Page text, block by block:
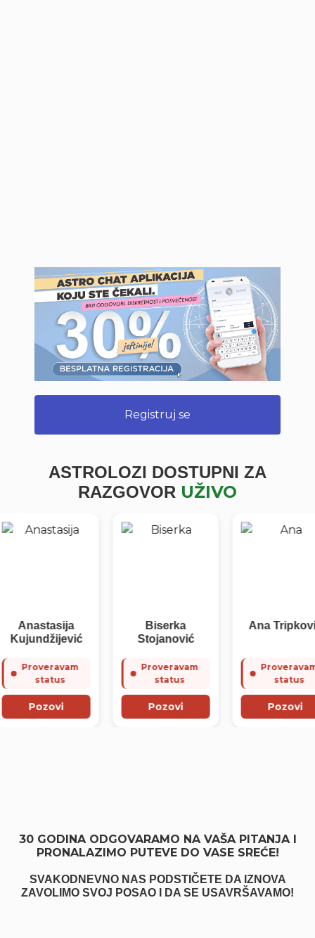
Registruj se
ASTROLOZI DOSTUPNI ZA
RAZGOVOR UŽIVO
Anastasija
Proveravam
status
Pozovi
Biserka
Stojanović
Proveravam
status
Pozovi
Ana Tripković
Proveravam
status
Pozovi
30 GODINA ODGOVARAMO NA VAŠA PITANJA I
PRONALAZIMO PUTEVE DO VASE SREĆE!
SVAKODNEVNO NAS PODSTIČETE DA IZNOVA
ZAVOLIMO SVOJ POSAO I DA SE USAVRŠAVAMO!